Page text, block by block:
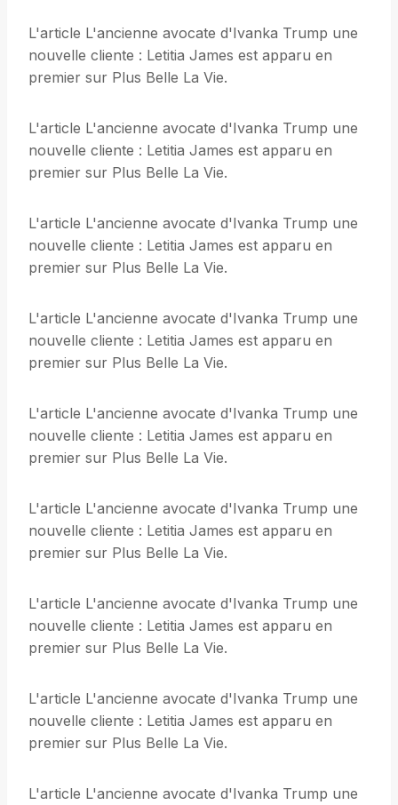
L'article L'ancienne avocate d'Ivanka Trump une
nouvelle cliente : Letitia James est apparu en
premier sur Plus Belle La Vie.
L'article L'ancienne avocate d'Ivanka Trump une
nouvelle cliente : Letitia James est apparu en
premier sur Plus Belle La Vie.
L'article L'ancienne avocate d'Ivanka Trump une
nouvelle cliente : Letitia James est apparu en
premier sur Plus Belle La Vie.
L'article L'ancienne avocate d'Ivanka Trump une
nouvelle cliente : Letitia James est apparu en
premier sur Plus Belle La Vie.
L'article L'ancienne avocate d'Ivanka Trump une
nouvelle cliente : Letitia James est apparu en
premier sur Plus Belle La Vie.
L'article L'ancienne avocate d'Ivanka Trump une
nouvelle cliente : Letitia James est apparu en
premier sur Plus Belle La Vie.
L'article L'ancienne avocate d'Ivanka Trump une
nouvelle cliente : Letitia James est apparu en
premier sur Plus Belle La Vie.
L'article L'ancienne avocate d'Ivanka Trump une
nouvelle cliente : Letitia James est apparu en
premier sur Plus Belle La Vie.
L'article L'ancienne avocate d'Ivanka Trump une